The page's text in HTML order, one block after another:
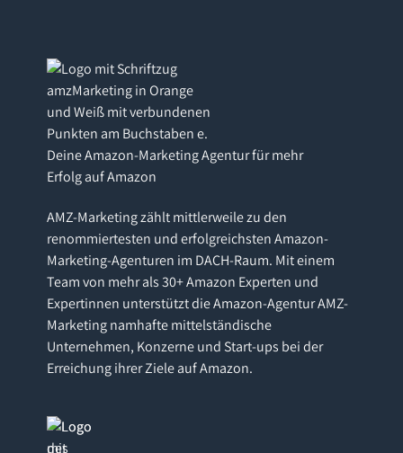
Deine Amazon-Marketing Agentur für mehr
Erfolg auf Amazon
AMZ-Marketing zählt mittlerweile zu den
renommiertesten und erfolgreichsten Amazon-
Marketing-Agenturen im DACH-Raum. Mit einem
Team von mehr als 30+ Amazon Experten und
Expertinnen unterstützt die Amazon-Agentur AMZ-
Marketing namhafte mittelständische
Unternehmen, Konzerne und Start-ups bei der
Erreichung ihrer Ziele auf Amazon.